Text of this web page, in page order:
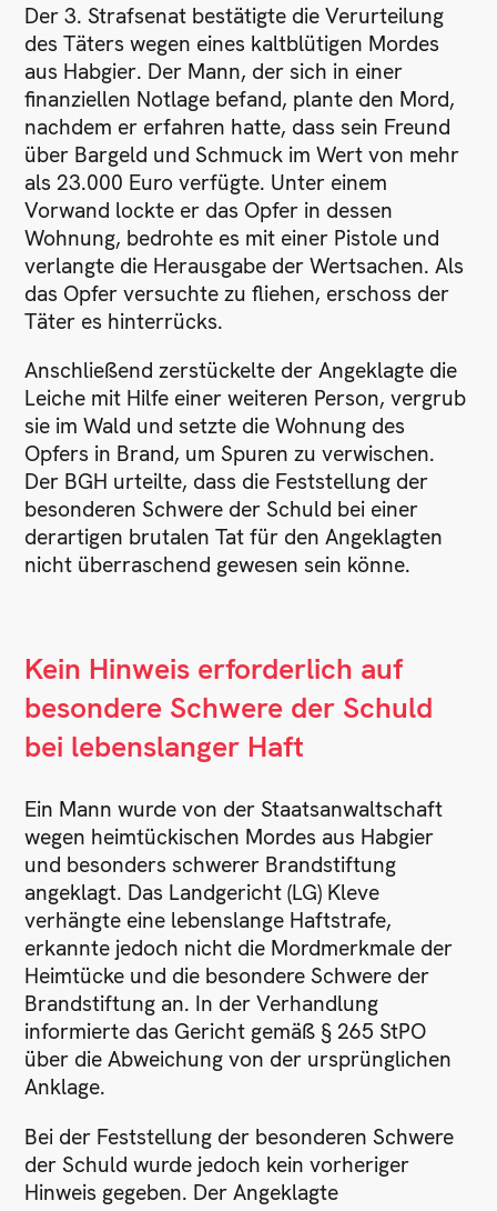
Der 3. Strafsenat bestätigte die Verurteilung
des Täters wegen eines kaltblütigen Mordes
aus Habgier. Der Mann, der sich in einer
finanziellen Notlage befand, plante den Mord,
nachdem er erfahren hatte, dass sein Freund
über Bargeld und Schmuck im Wert von mehr
als 23.000 Euro verfügte. Unter einem
Vorwand lockte er das Opfer in dessen
Wohnung, bedrohte es mit einer Pistole und
verlangte die Herausgabe der Wertsachen. Als
das Opfer versuchte zu fliehen, erschoss der
Täter es hinterrücks.
Anschließend zerstückelte der Angeklagte die
Leiche mit Hilfe einer weiteren Person, vergrub
sie im Wald und setzte die Wohnung des
Opfers in Brand, um Spuren zu verwischen.
Der BGH urteilte, dass die Feststellung der
besonderen Schwere der Schuld bei einer
derartigen brutalen Tat für den Angeklagten
nicht überraschend gewesen sein könne.
Kein Hinweis erforderlich auf
besondere Schwere der Schuld
bei lebenslanger Haft
Ein Mann wurde von der Staatsanwaltschaft
wegen heimtückischen Mordes aus Habgier
und besonders schwerer Brandstiftung
angeklagt. Das Landgericht (LG) Kleve
verhängte eine lebenslange Haftstrafe,
erkannte jedoch nicht die Mordmerkmale der
Heimtücke und die besondere Schwere der
Brandstiftung an. In der Verhandlung
informierte das Gericht gemäß § 265 StPO
über die Abweichung von der ursprünglichen
Anklage.
Bei der Feststellung der besonderen Schwere
der Schuld wurde jedoch kein vorheriger
Hinweis gegeben. Der Angeklagte